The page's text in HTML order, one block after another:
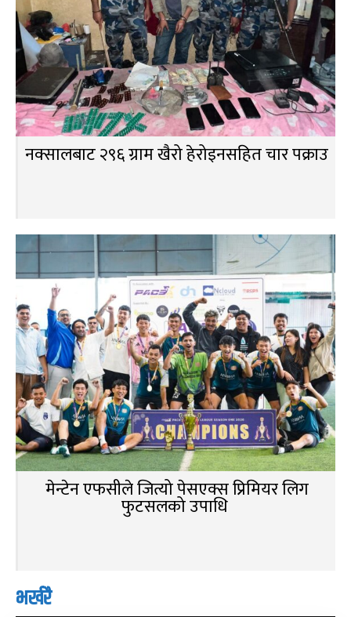
नक्सालबाट २९६ ग्राम खैरो हेरोइनसहित चार पक्राउ
मेन्टेन एफसीले जित्यो पेसएक्स प्रिमियर लिग
फुटसलको उपाधि
भर्खरै